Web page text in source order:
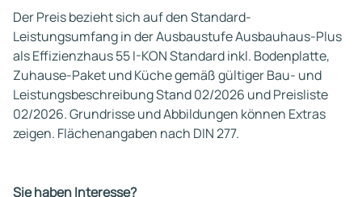
Der Preis bezieht sich auf den Standard-
Leistungsumfang in der Ausbaustufe Ausbauhaus-Plus
als Effizienzhaus 55 I-KON Standard inkl. Bodenplatte,
Zuhause-Paket und Küche gemäß gültiger Bau- und
Leistungsbeschreibung Stand 02/2026 und Preisliste
02/2026. Grundrisse und Abbildungen können Extras
zeigen. Flächenangaben nach DIN 277.
Sie haben Interesse?